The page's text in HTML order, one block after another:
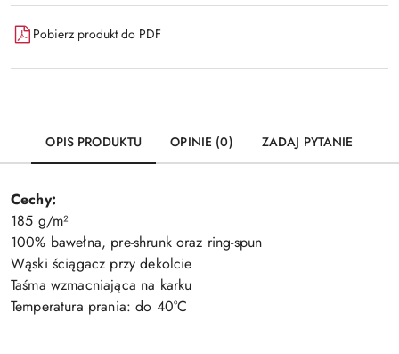
Pobierz produkt do PDF
OPIS PRODUKTU OPINIE (0) ZADAJ PYTANIE
Cechy:
185 g/m²
100% bawełna, pre-shrunk oraz ring-spun
Wąski ściągacz przy dekolcie
Taśma wzmacniająca na karku
Temperatura prania: do 40°C